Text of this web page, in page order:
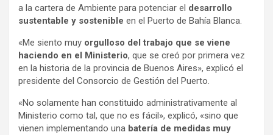
a la cartera de Ambiente para potenciar el desarrollo
sustentable y sostenible en el Puerto de Bahía Blanca.
«Me siento muy orgulloso del trabajo que se viene
haciendo en el Ministerio, que se creó por primera vez
en la historia de la provincia de Buenos Aires», explicó el
presidente del Consorcio de Gestión del Puerto.
«No solamente han constituido administrativamente al
Ministerio como tal, que no es fácil», explicó, «sino que
vienen implementando una batería de medidas muy